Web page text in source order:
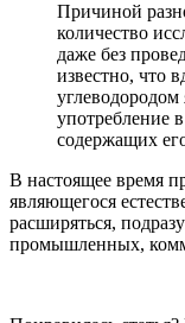
Причиной
количество
даже без
известно, что
углеводородом
употребление
содержащих
В настоящее время
являющегося
расширяться,
промышленных,